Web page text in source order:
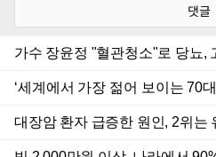
댓글